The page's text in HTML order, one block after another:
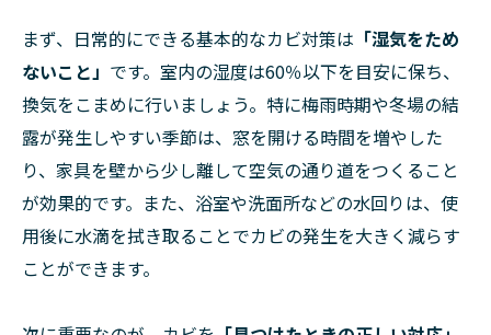
まず、日常的にできる基本的なカビ対策は 「湿気をため
ないこと」 です。室内の湿度は60％以下を目安に保ち、
換気をこまめに行いましょう。特に梅雨時期や冬場の結
露が発生しやすい季節は、窓を開ける時間を増やした
り、家具を壁から少し離して空気の通り道をつくること
が効果的です。また、浴室や洗面所などの水回りは、使
用後に水滴を拭き取ることでカビの発生を大きく減らす
ことができます。